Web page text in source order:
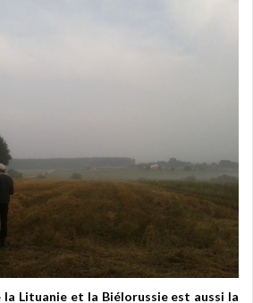
Lituanie et la Biélorussie est aussi la